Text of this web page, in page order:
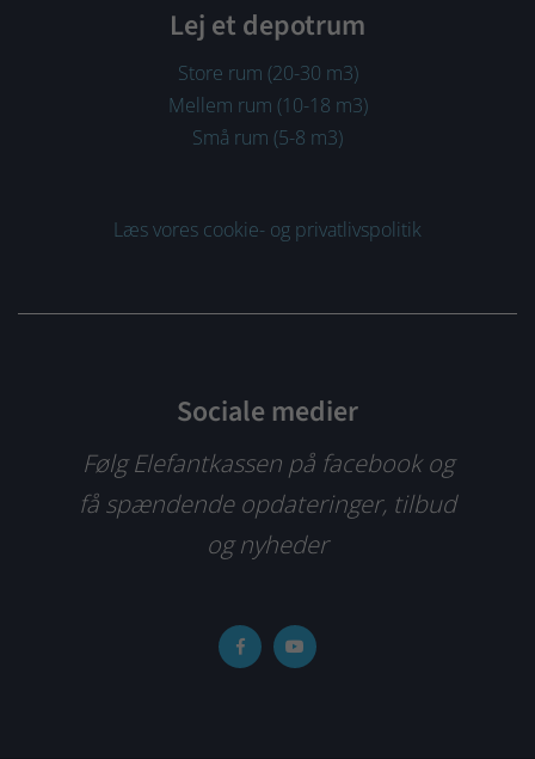
Lej et depotrum
Store rum (20-30 m3)
Mellem rum (10-18 m3)
Små rum (5-8 m3)
Læs vores cookie- og privatlivspolitik
Sociale medier
Følg Elefantkassen på facebook og
få spændende opdateringer, tilbud
og nyheder